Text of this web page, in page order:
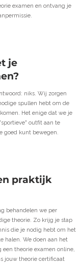
examen en ontvang je
je
niks. Wij zorgen
spullen hebt om de
Het enige dat we je
outfit aan te
goed kunt bewegen.
praktijk
behandelen we per
theorie. Zo krijg je stap
die je nodig hebt om het
halen. We doen aan het
een theorie examen online,
jouw theorie certificaat